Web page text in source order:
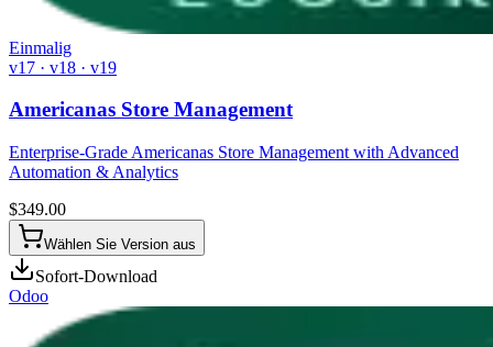
Einmalig
v17 · v18 · v19
Americanas Store Management
Enterprise-Grade Americanas Store Management with Advanced
Automation & Analytics
$349.00
Wählen Sie Version aus
Sofort-Download
Odoo